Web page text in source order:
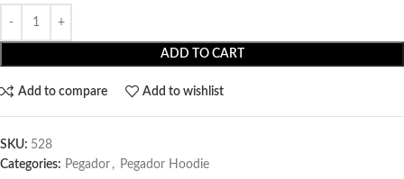
ADD TO CART
Add to compare Add to wishlist
SKU: 528
Categories: Pegador​ , Pegador Hoodie